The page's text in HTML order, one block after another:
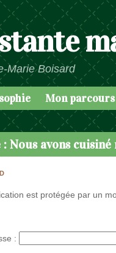
Marie Boisard
Mon parcours
Nous avons cuisiné
est protégée par un
: